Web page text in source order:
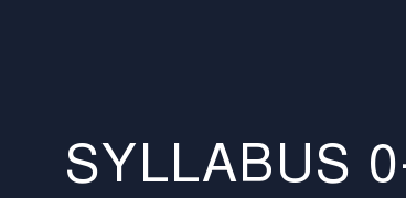
SYLLABUS